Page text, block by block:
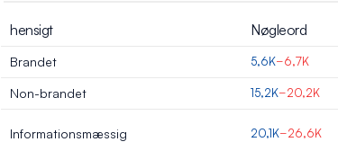
hensigt Nøgleord
Brandet 5,6K−6,7K
Non-brandet 15,2K−20,2K
Informationsmæssig 20,1K−26,6K